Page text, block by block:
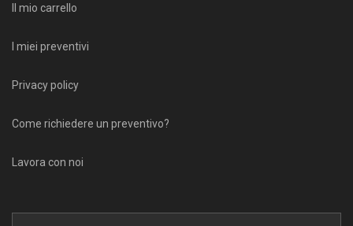
Il mio carrello
I miei preventivi
Privacy policy
Come richiedere un preventivo?
Lavora con noi